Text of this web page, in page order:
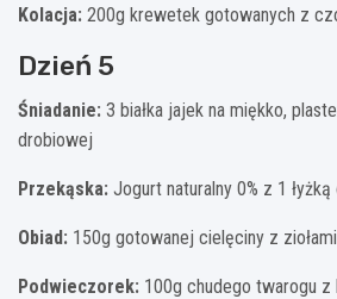
Kolacja: 200g krewetek gotowanych z
Dzień 5
Śniadanie: 3 białka jajek na miękko,
drobiowej
Przekąska: Jogurt naturalny 0% z 1
Obiad: 150g gotowanej cielęciny z ziołami
Podwieczorek: 100g chudego twarogu z